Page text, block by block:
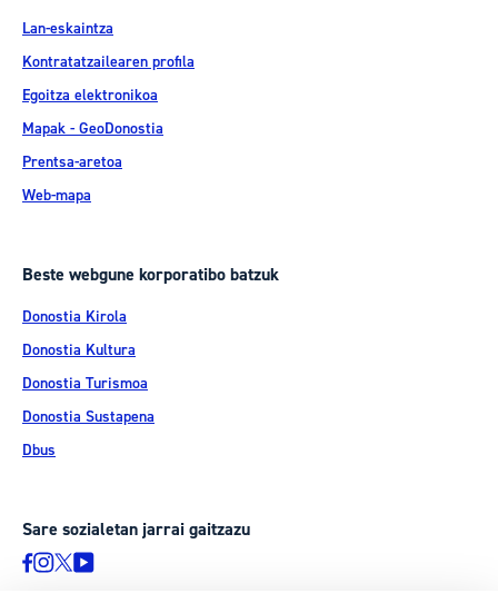
Lan-eskaintza
Kontratatzailearen profila
Egoitza elektronikoa
Mapak - GeoDonostia
Prentsa-aretoa
Web-mapa
Beste webgune korporatibo batzuk
Donostia Kirola
Donostia Kultura
Donostia Turismoa
Donostia Sustapena
Dbus
Sare sozialetan jarrai gaitzazu